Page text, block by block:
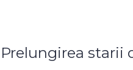
Prelungirea starii